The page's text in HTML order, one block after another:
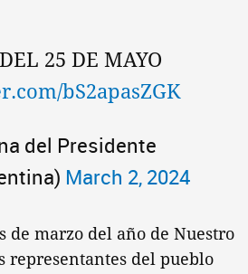
25 DE MAYO
bS2apasZGK
del Presidente
March 2, 2024
de marzo del año de Nuestro
representantes del pueblo